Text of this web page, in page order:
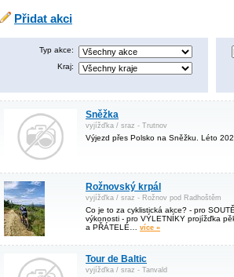
Přidat akci
Typ akce:
Kraj:
Sněžka
vyjížďka / sraz - Trutnov
Výjezd přes Polsko na Sněžku. Léto
Rožnovský krpál
vyjížďka / sraz - Rožnov pod Radhoštěm
Co je to za cyklistická akce? - pro
výkonosti - pro VÝLETNÍKY projížďka
a PŘÁTELÉ… více »
Tour de Baltic
vyjížďka / sraz - Tanvald